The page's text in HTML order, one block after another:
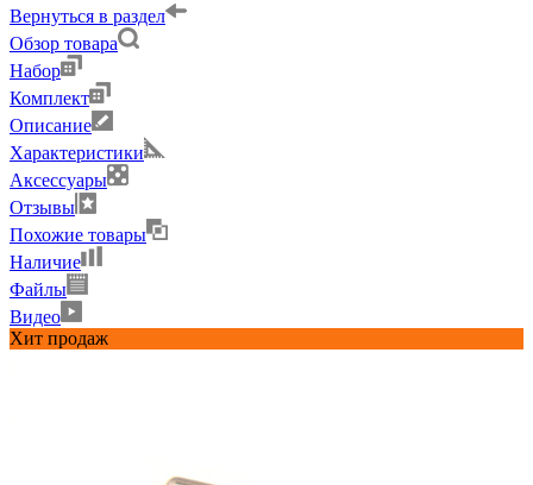
Вернуться в раздел
Обзор товара
Набор
Комплект
Описание
Характеристики
Аксессуары
Отзывы
Похожие товары
Наличие
Файлы
Видео
Хит продаж